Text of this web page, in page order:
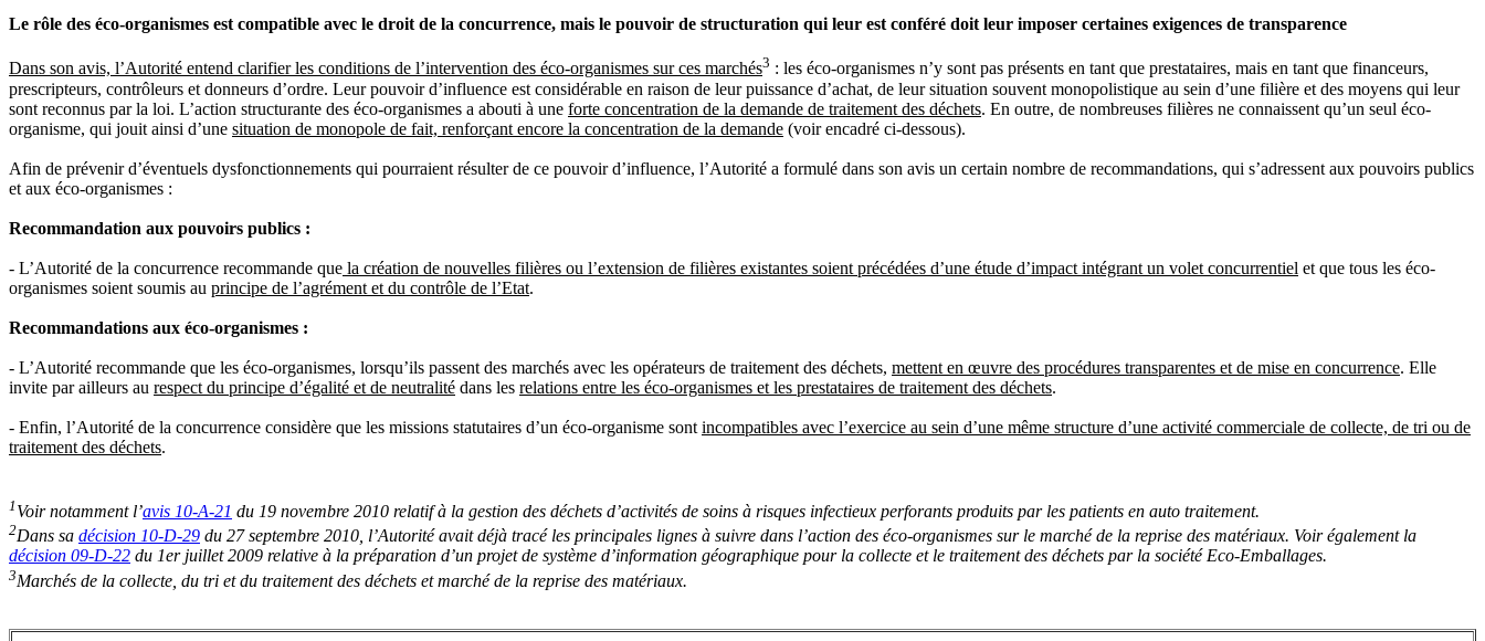
Le rôle des éco-organismes est compatible avec le droit de la concurrence, mais le pouvoir de structuration qui leur est conféré doit leur imposer certaines exigences de transparence
Dans son avis, l’Autorité entend clarifier les conditions de l’intervention des éco-organismes sur ces marchés3 : les éco-organismes n’y sont pas présents en tant que prestataires, mais en tant que financeurs,
prescripteurs, contrôleurs et donneurs d’ordre. Leur pouvoir d’influence est considérable en raison de leur puissance d’achat, de leur situation souvent monopolistique au sein d’une filière et des moyens qui leur
sont reconnus par la loi. L’action structurante des éco-organismes a abouti à une forte concentration de la demande de traitement des déchets. En outre, de nombreuses filières ne connaissent qu’un seul éco-
organisme, qui jouit ainsi d’une situation de monopole de fait, renforçant encore la concentration de la demande (voir encadré ci-dessous).
Afin de prévenir d’éventuels dysfonctionnements qui pourraient résulter de ce pouvoir d’influence, l’Autorité a formulé dans son avis un certain nombre de recommandations, qui s’adressent aux pouvoirs publics
et aux éco-organismes :
Recommandation aux pouvoirs publics :
- L’Autorité de la concurrence recommande que la création de nouvelles filières ou l’extension de filières existantes soient précédées d’une étude d’impact intégrant un volet concurrentiel et que tous les éco-
organismes soient soumis au principe de l’agrément et du contrôle de l’Etat.
Recommandations aux éco-organismes :
- L’Autorité recommande que les éco-organismes, lorsqu’ils passent des marchés avec les opérateurs de traitement des déchets, mettent en œuvre des procédures transparentes et de mise en concurrence. Elle
invite par ailleurs au respect du principe d’égalité et de neutralité dans les relations entre les éco-organismes et les prestataires de traitement des déchets.
- Enfin, l’Autorité de la concurrence considère que les missions statutaires d’un éco-organisme sont incompatibles avec l’exercice au sein d’une même structure d’une activité commerciale de collecte, de tri ou de
traitement des déchets.
1 Voir notamment l’avis 10-A-21 du 19 novembre 2010 relatif à la gestion des déchets d’activités de soins à risques infectieux perforants produits par les patients en auto traitement.
2Dans sa décision 10-D-29 du 27 septembre 2010, l’Autorité avait déjà tracé les principales lignes à suivre dans l’action des éco-organismes sur le marché de la reprise des matériaux. Voir également la
décision 09-D-22 du 1er juillet 2009 relative à la préparation d’un projet de système d’information géographique pour la collecte et le traitement des déchets par la société Eco-Emballages.
3Marchés de la collecte, du tri et du traitement des déchets et marché de la reprise des matériaux.